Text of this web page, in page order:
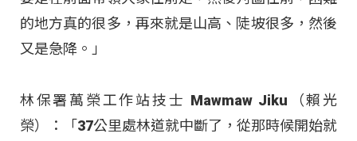
的地方真的很多，再來就是山高、陡坡很多，然後
又是急降。」
林保署萬榮工作站技士 Mawmaw Jiku（賴光
榮）：「37公里處林道就中斷了，從那時候開始就